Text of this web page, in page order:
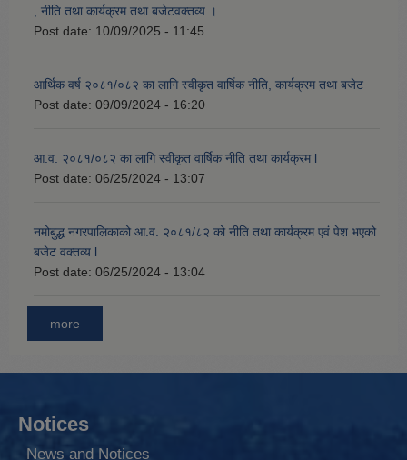
, नीति तथा कार्यक्रम तथा बजेटवक्तव्य ।
Post date: 10/09/2025 - 11:45
आर्थिक वर्ष २०८१/०८२ का लागि स्वीकृत वार्षिक नीति, कार्यक्रम तथा बजेट
Post date: 09/09/2024 - 16:20
आ.व. २०८१/०८२ का लागि स्वीकृत वार्षिक नीति तथा कार्यक्रम l
Post date: 06/25/2024 - 13:07
नमोबुद्ध नगरपालिकाको आ‍.व. २०८१/८२ को नीति तथा कार्यक्रम एवं पेश भएको
बजेट वक्तव्य l
Post date: 06/25/2024 - 13:04
more
Notices
News and Notices